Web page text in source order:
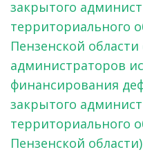
закрытого
территориального
Пензенской
администраторов
финансирования
закрытого
территориального
Пензенской